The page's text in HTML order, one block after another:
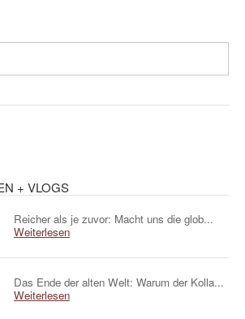
+ VLOGS
Reicher als je zuvor: Macht uns die glob...
Weiterlesen
Das Ende der alten Welt: Warum der Kolla...
Weiterlesen